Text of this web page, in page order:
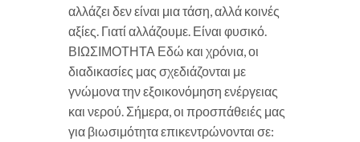
αλλάζει δεν είναι μια τάση, αλλά κοινές
αξίες. Γιατί αλλάζουμε. Είναι φυσικό.
ΒΙΩΣΙΜΟΤΗΤΑ Εδώ και χρόνια, οι
διαδικασίες μας σχεδιάζονται με
γνώμονα την εξοικονόμηση ενέργειας
και νερού. Σήμερα, οι προσπάθειές μας
για βιωσιμότητα επικεντρώνονται σε: